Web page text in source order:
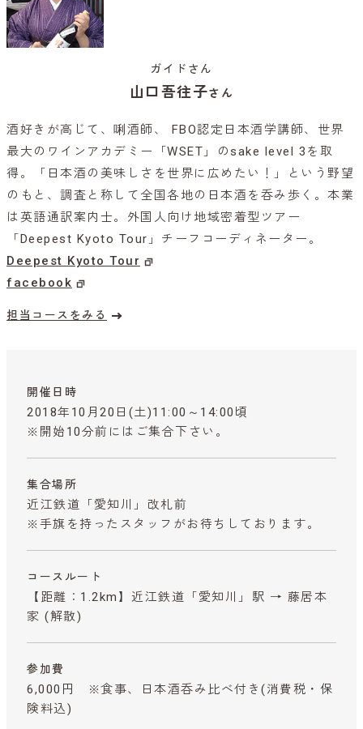
ガイドさん
山口吾往子さん
酒好きが高じて、唎酒師、 FBO認定日本酒学講師、世界
最大のワインアカデミー「WSET」のsake level 3を取
得。「日本酒の美味しさを世界に広めたい！」という野望
のもと、調査と称して全国各地の日本酒を呑み歩く。本業
は英語通訳案内士。外国人向け地域密着型ツアー
「Deepest Kyoto Tour」チーフコーディネーター。
Deepest Kyoto Tour
facebook
担当コースをみる
開催日時
2018年10月20日(土)11:00～14:00頃
※開始10分前にはご集合下さい。
集合場所
近江鉄道「愛知川」改札前
※手旗を持ったスタッフがお待ちしております。
コースルート
【距離：1.2km】近江鉄道「愛知川」駅 → 藤居本
家 (解散)
参加費
6,000円 ※食事、日本酒呑み比べ付き (消費税・保
険料込)